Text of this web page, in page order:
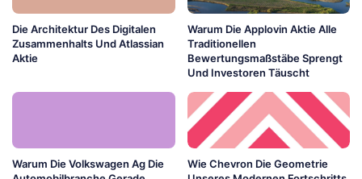
Die Architektur Des Digitalen
Zusammenhalts Und Atlassian
Aktie
Warum Die Applovin Aktie Alle
Traditionellen
Bewertungsmaßstäbe Sprengt
Und Investoren Täuscht
Warum Die Volkswagen Ag Die
Wie Chevron Die Geometrie